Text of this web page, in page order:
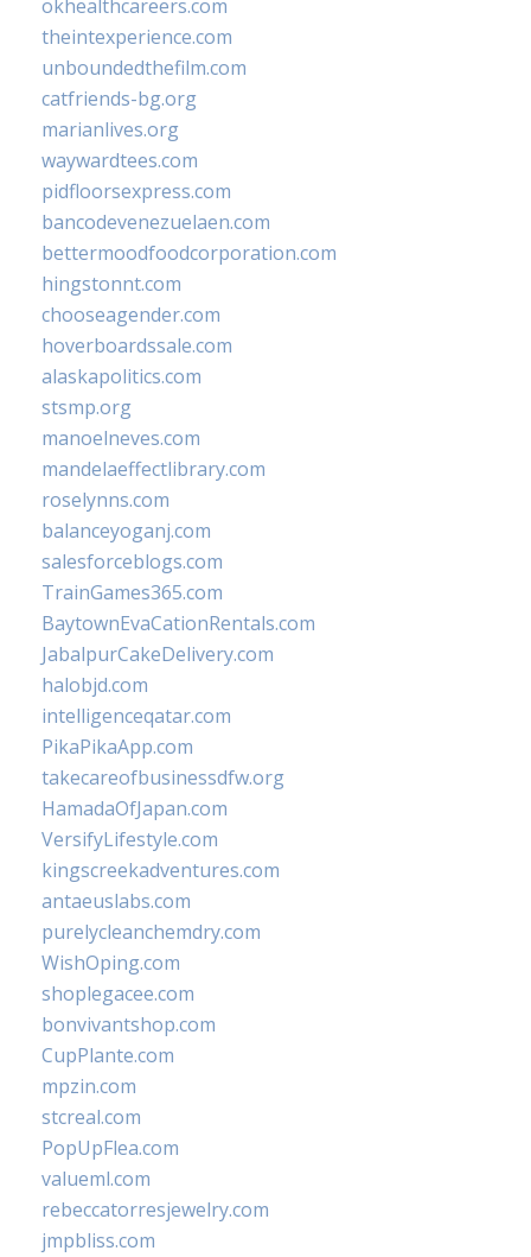
okhealthcareers.com
theintexperience.com
unboundedthefilm.com
catfriends-bg.org
marianlives.org
waywardtees.com
pidfloorsexpress.com
bancodevenezuelaen.com
bettermoodfoodcorporation.com
hingstonnt.com
chooseagender.com
hoverboardssale.com
alaskapolitics.com
stsmp.org
manoelneves.com
mandelaeffectlibrary.com
roselynns.com
balanceyoganj.com
salesforceblogs.com
TrainGames365.com
BaytownEvaCationRentals.com
JabalpurCakeDelivery.com
halobjd.com
intelligenceqatar.com
PikaPikaApp.com
takecareofbusinessdfw.org
HamadaOfJapan.com
VersifyLifestyle.com
kingscreekadventures.com
antaeuslabs.com
purelycleanchemdry.com
WishOping.com
shoplegacee.com
bonvivantshop.com
CupPlante.com
mpzin.com
stcreal.com
PopUpFlea.com
valueml.com
rebeccatorresjewelry.com
jmpbliss.com